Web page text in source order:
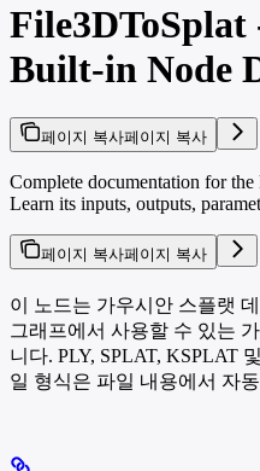
Built-in Node
페이지 복사페이지 복사
Complete documentation for
Learn its inputs, outputs,
페이지 복사페이지 복사
이 노드는 가우시안 스플랫
그래프에서 사용할 수 있는
니다. PLY, SPLAT, KSPLAT
일 형식은 파일 내용에서 자